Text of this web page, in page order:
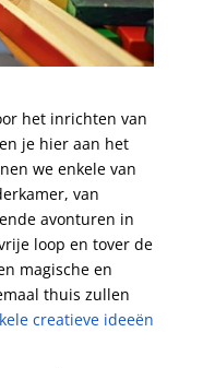
het inrichten van
je hier aan het
we enkele van
van
avonturen in
loop en tover de
magische en
thuis ⁢zullen
creatieve ideeën